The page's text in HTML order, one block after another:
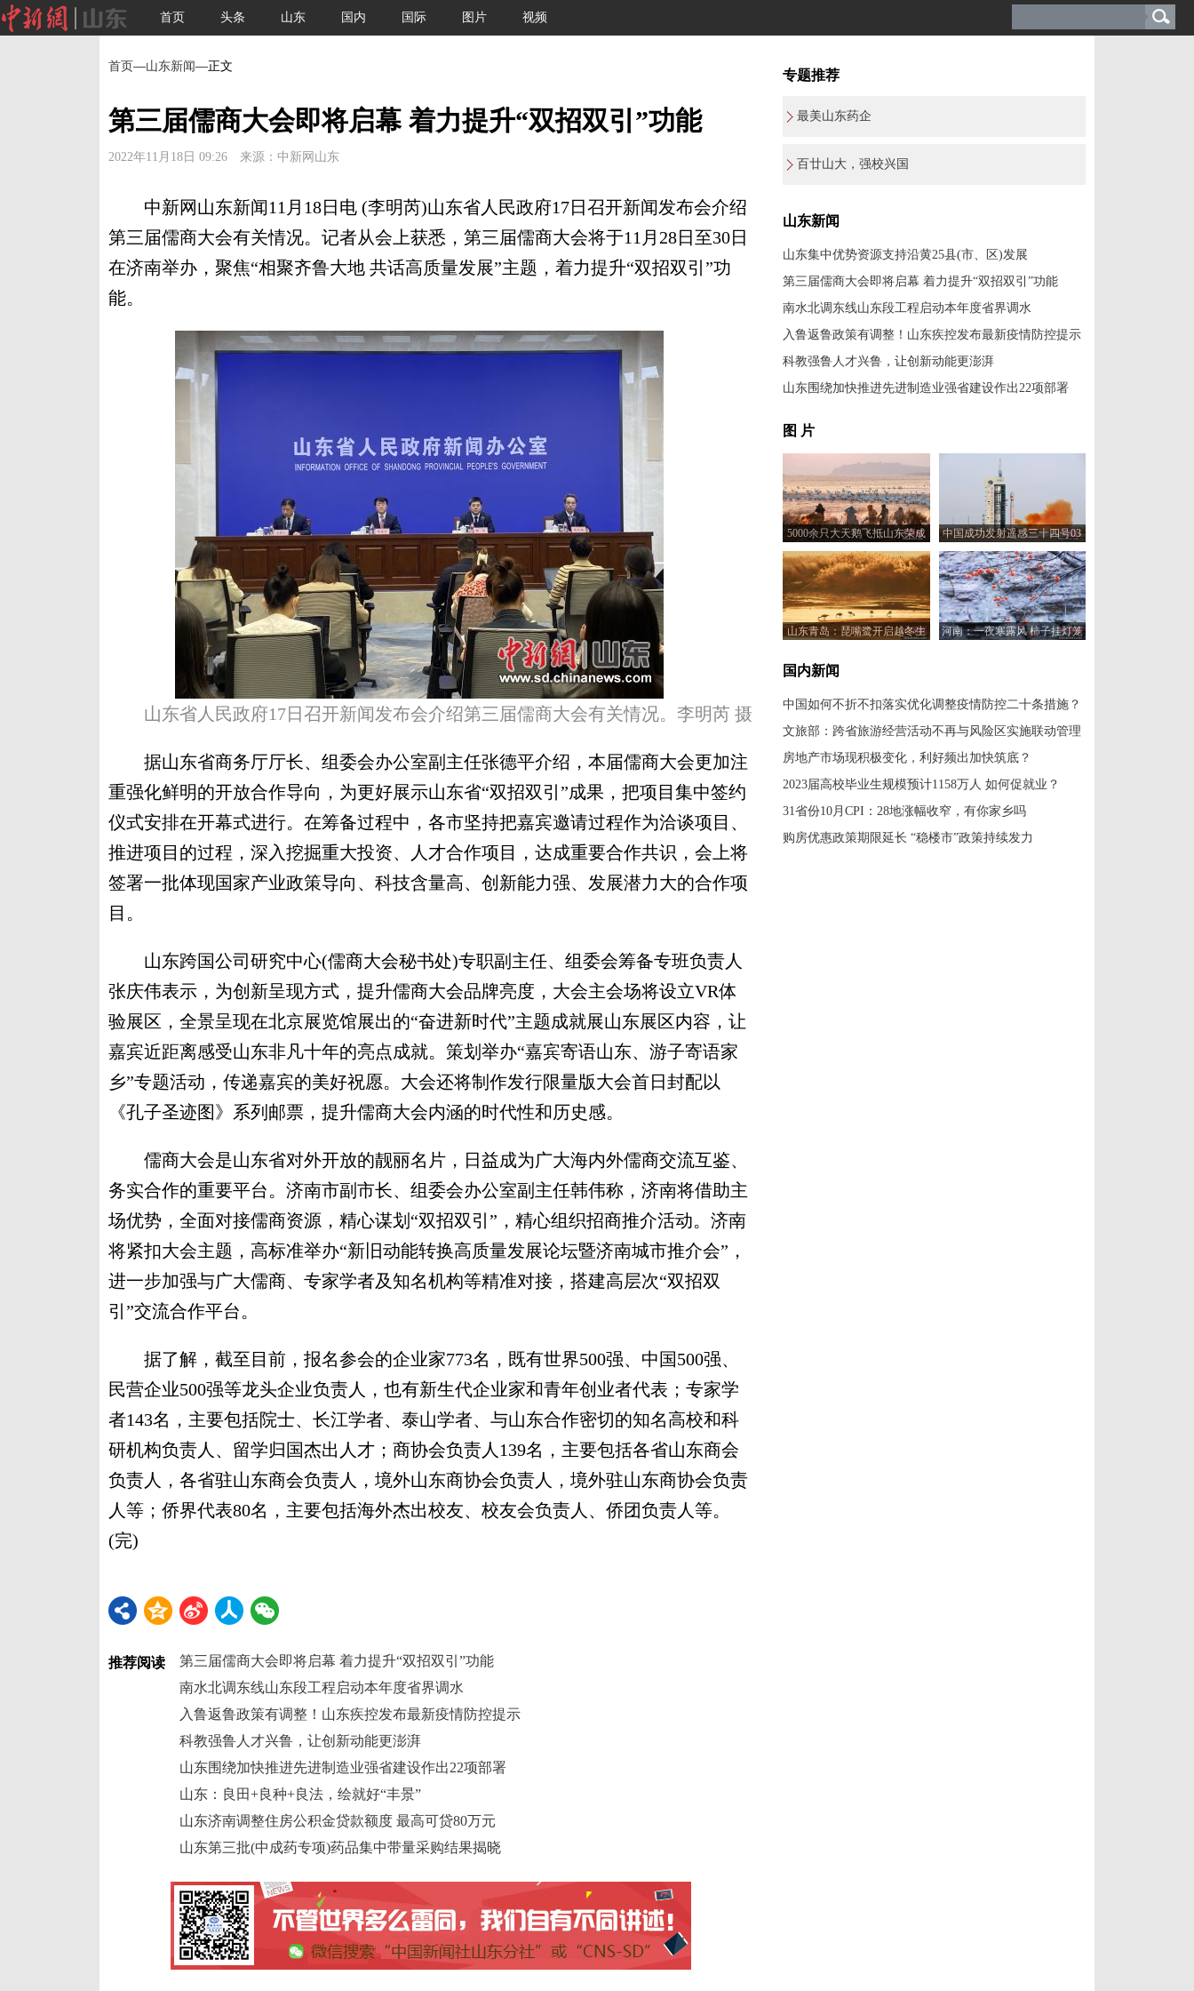
首页 头条 山东 国内 国际 图片 视频
首页—山东新闻—正文
第三届儒商大会即将启幕 着力提升“双招双引”功能
2022年11月18日 09:26 来源：中新网山东
中新网山东新闻11月18日电 (李明芮)山东省人民政府17日召开新闻发布会介绍
第三届儒商大会有关情况。记者从会上获悉，第三届儒商大会将于11月28日至30日
在济南举办，聚焦“相聚齐鲁大地 共话高质量发展”主题，着力提升“双招双引”功
能。
山东省人民政府17日召开新闻发布会介绍第三届儒商大会有关情况。李明芮 摄
据山东省商务厅厅长、组委会办公室副主任张德平介绍，本届儒商大会更加注
重强化鲜明的开放合作导向，为更好展示山东省“双招双引”成果，把项目集中签约
仪式安排在开幕式进行。在筹备过程中，各市坚持把嘉宾邀请过程作为洽谈项目、
推进项目的过程，深入挖掘重大投资、人才合作项目，达成重要合作共识，会上将
签署一批体现国家产业政策导向、科技含量高、创新能力强、发展潜力大的合作项
目。
山东跨国公司研究中心(儒商大会秘书处)专职副主任、组委会筹备专班负责人
张庆伟表示，为创新呈现方式，提升儒商大会品牌亮度，大会主会场将设立VR体
验展区，全景呈现在北京展览馆展出的“奋进新时代”主题成就展山东展区内容，让
嘉宾近距离感受山东非凡十年的亮点成就。策划举办“嘉宾寄语山东、游子寄语家
乡”专题活动，传递嘉宾的美好祝愿。大会还将制作发行限量版大会首日封配以
《孔子圣迹图》系列邮票，提升儒商大会内涵的时代性和历史感。
儒商大会是山东省对外开放的靓丽名片，日益成为广大海内外儒商交流互鉴、
务实合作的重要平台。济南市副市长、组委会办公室副主任韩伟称，济南将借助主
场优势，全面对接儒商资源，精心谋划“双招双引”，精心组织招商推介活动。济南
将紧扣大会主题，高标准举办“新旧动能转换高质量发展论坛暨济南城市推介会”，
进一步加强与广大儒商、专家学者及知名机构等精准对接，搭建高层次“双招双
引”交流合作平台。
据了解，截至目前，报名参会的企业家773名，既有世界500强、中国500强、
民营企业500强等龙头企业负责人，也有新生代企业家和青年创业者代表；专家学
者143名，主要包括院士、长江学者、泰山学者、与山东合作密切的知名高校和科
研机构负责人、留学归国杰出人才；商协会负责人139名，主要包括各省山东商会
负责人，各省驻山东商会负责人，境外山东商协会负责人，境外驻山东商协会负责
人等；侨界代表80名，主要包括海外杰出校友、校友会负责人、侨团负责人等。
(完)
推荐阅读
第三届儒商大会即将启幕 着力提升“双招双引”功能
南水北调东线山东段工程启动本年度省界调水
入鲁返鲁政策有调整！山东疾控发布最新疫情防控提示
科教强鲁人才兴鲁，让创新动能更澎湃
山东围绕加快推进先进制造业强省建设作出22项部署
山东：良田+良种+良法，绘就好“丰景”
山东济南调整住房公积金贷款额度 最高可贷80万元
山东第三批(中成药专项)药品集中带量采购结果揭晓
专题推荐
最美山东药企
百廿山大，强校兴国
山东新闻
山东集中优势资源支持沿黄25县(市、区)发展
第三届儒商大会即将启幕 着力提升“双招双引”功能
南水北调东线山东段工程启动本年度省界调水
入鲁返鲁政策有调整！山东疾控发布最新疫情防控提示
科教强鲁人才兴鲁，让创新动能更澎湃
山东围绕加快推进先进制造业强省建设作出22项部署
图 片
5000余只大天鹅飞抵山东荣成
越冬栖息
中国成功发射遥感三十四号03
星
山东青岛：琵嘴鹭开启越冬生
河南：一夜寒露风 柿子挂灯笼
国内新闻
中国如何不折不扣落实优化调整疫情防控二十条措施？
文旅部：跨省旅游经营活动不再与风险区实施联动管理
房地产市场现积极变化，利好频出加快筑底？
2023届高校毕业生规模预计1158万人 如何促就业？
31省份10月CPI：28地涨幅收窄，有你家乡吗
购房优惠政策期限延长 “稳楼市”政策持续发力